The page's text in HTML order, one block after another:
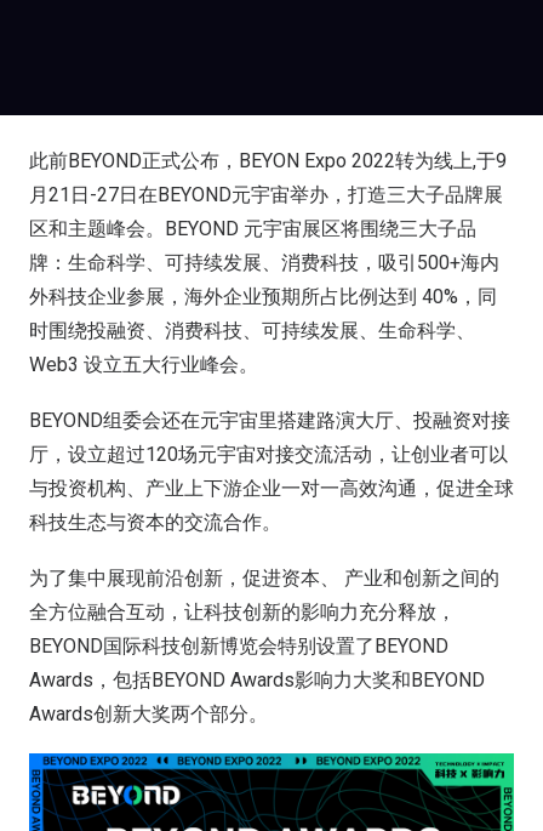
此前BEYOND正式公布，BEYON Expo 2022转为线上,于9
月21日-27日在BEYOND元宇宙举办，打造三大子品牌展
区和主题峰会。BEYOND 元宇宙展区将围绕三大子品
牌：生命科学、可持续发展、消费科技，吸引500+海内
外科技企业参展，海外企业预期所占比例达到 40%，同
时围绕投融资、消费科技、可持续发展、生命科学、
Web3 设立五大行业峰会。
BEYOND组委会还在元宇宙里搭建路演大厅、投融资对接
厅，设立超过120场元宇宙对接交流活动，让创业者可以
与投资机构、产业上下游企业一对一高效沟通，促进全球
科技生态与资本的交流合作。
为了集中展现前沿创新，促进资本、 产业和创新之间的
全方位融合互动，让科技创新的影响力充分释放，
BEYOND国际科技创新博览会特别设置了BEYOND
Awards，包括BEYOND Awards影响力大奖和BEYOND
Awards创新大奖两个部分。